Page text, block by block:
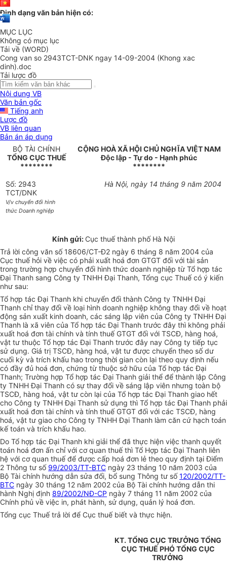
Định dạng văn bản hiện có:
MỤC LỤC
Không có mục lục
Tải về (WORD)
Cong van so 2943TCT-DNK ngay 14-09-2004 (Khong xac
dinh).doc
Tải lược đồ
Nội dung VB
Văn bản gốc
Tiếng anh
Lược đồ
VB liên quan
Bản án áp dụng
BỘ TÀI CHÍNH
TỔNG CỤC THUẾ
********
CỘNG HOÀ XÃ HỘI CHỦ NGHĨA VIỆT NAM
Độc lập - Tự do - Hạnh phúc
********
Số: 2943
TCT/DNK
V/v chuyển đổi hình
thức Doanh nghiệp
Hà Nội, ngày 14 tháng 9 năm 2004
Kính gửi: Cục thuế thành phố Hà Nội
Trả lời công văn số 18606/CT-Đ2 ngày 6 tháng 8 năm 2004 của
Cục thuế hỏi về việc có phải xuất hoá đơn GTGT đối với tài sản
trong trường hợp chuyển đổi hình thức doanh nghiệp từ Tổ hợp tác
Đại Thanh sang Công ty TNHH Đại Thanh, Tổng cục Thuế có ý kiến
như sau:
Tổ hợp tác Đại Thanh khi chuyển đổi thành Công ty TNHH Đại
Thanh chỉ thay đổi về loại hình doanh nghiệp không thay đổi về hoạt
động sản xuất kinh doanh, các sáng lập viên của Công ty TNHH Đại
Thanh là xã viên của Tổ hợp tác Đại Thanh trước đây thì không phải
xuất hoá đơn tài chính và tính thuế GTGT đối với TSCĐ, hàng hoá,
vật tư thuộc Tổ hợp tác Đại Thanh trước đây nay Công ty tiếp tục
sử dụng. Giá trị TSCĐ, hàng hoá, vật tư được chuyển theo số dư
cuối kỳ và trích khấu hao trong thời gian còn lại theo quy định nếu
có đầy đủ hoá đơn, chứng từ thuộc sở hữu của Tổ hợp tác Đại
Thanh; Trường hợp Tổ hợp tác Đại Thanh giải thể để thành lập Công
ty TNHH Đại Thanh có sự thay đổi về sáng lập viên nhưng toàn bộ
TSCĐ, hàng hoá, vật tư còn lại của Tổ hợp tác Đại Thanh giao hết
cho Công ty TNHH Đại Thanh sử dụng thì Tổ hợp tác Đại Thanh phải
xuất hoá đơn tài chính và tính thuế GTGT đối với các TSCĐ, hàng
hoá, vật tư giao cho Công ty TNHH Đại Thanh làm căn cứ hạch toán
kế toán và trích khấu hao.
Do Tổ hợp tác Đại Thanh khi giải thể đã thực hiện việc thanh quyết
toán hoá đơn ấn chỉ với cơ quan thuế thì Tổ Hợp tác Đại Thanh liên
hệ với cơ quan thuế để được cấp hoá đơn lẻ theo quy định tại Điểm
2 Thông tư số 99/2003/TT-BTC ngày 23 tháng 10 năm 2003 của
Bộ Tài chính hướng dẫn sửa đổi, bổ sung Thông tư số120/2002/TT-
BTC ngày 30 tháng 12 năm 2002 của Bộ Tài chính hướng dẫn thi
hành Nghị định 89/2002/NĐ-CP ngày 7 tháng 11 năm 2002 của
Chính phủ về việc in, phát hành, sử dụng, quản lý hoá đơn.
Tổng cục Thuế trả lời để Cục thuế biết và thực hiện.
KT. TỔNG CỤC TRƯỞNG TỔNG
CỤC THUẾ PHÓ TỔNG CỤC
TRƯỞNG